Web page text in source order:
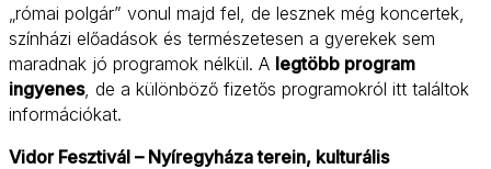
„római polgár” vonul majd fel, de lesznek még koncertek,
színházi előadások és természetesen a gyerekek sem
maradnak jó programok nélkül. A legtöbb program
ingyenes, de a különböző fizetős programokról itt találtok
információkat.
Vidor Fesztivál – Nyíregyháza terein, kulturális